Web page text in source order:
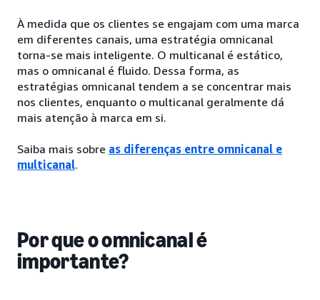
À medida que os clientes se engajam com uma marca
em diferentes canais, uma estratégia omnicanal
torna-se mais inteligente. O multicanal é estático,
mas o omnicanal é fluido. Dessa forma, as
estratégias omnicanal tendem a se concentrar mais
nos clientes, enquanto o multicanal geralmente dá
mais atenção à marca em si.
Saiba mais sobre as diferenças entre omnicanal e
multicanal.
Por que o omnicanal é
importante?